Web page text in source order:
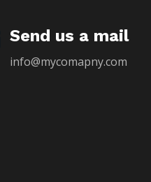
Send us a mail
info@mycomapny.com